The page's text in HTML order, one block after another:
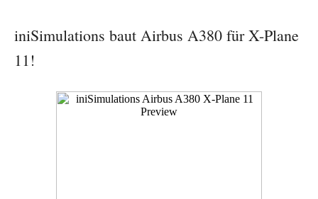
iniSimulations baut Airbus A380 für X-Plane
11!